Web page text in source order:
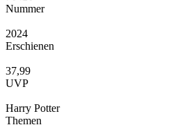
Nummer
2024
Erschienen
37,99
UVP
Harry Potter
Themen